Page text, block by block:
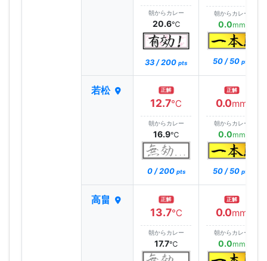
朝からカレー
20.6℃
33 / 200 pts
朝からカレー
0.0mm
50 / 50 pts
若松 正解
12.7℃
朝からカレー
16.9℃
0 / 200 pts
正解
0.0mm
朝からカレー
0.0mm
50 / 50 pts
高畠 正解
13.7℃
朝からカレー
17.7℃
正解
0.0mm
朝からカレー
0.0mm